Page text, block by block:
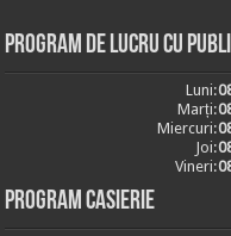
Program de lucru cu
Luni:
Marți:
Miercuri:
Joi:
Vineri:
Program casierie